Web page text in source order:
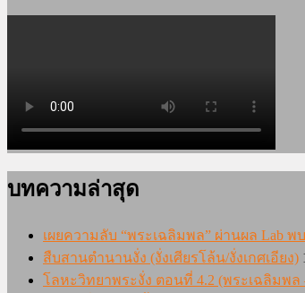
บทความล่าสุด
เผยความลับ “พระเฉลิมพล” ผ่านผล Lab
สืบสานตำนานงั่ง (งั่งเศียรโล้น/งั่งเกศเอียง)
โลหะวิทยาพระงั่ง ตอนที่ 4.2 (พระเฉลิมพล